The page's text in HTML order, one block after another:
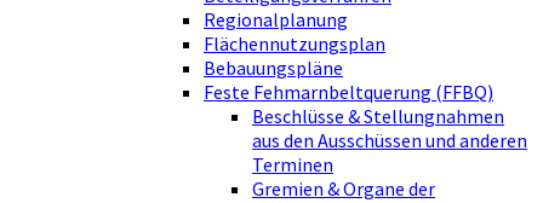
Regionalplanung
Flächennutzungsplan
Bebauungspläne
Feste Fehmarnbeltquerung (FFBQ)
Beschlüsse & Stellungnahmen
aus den Ausschüssen und anderen
Terminen
Gremien & Organe der